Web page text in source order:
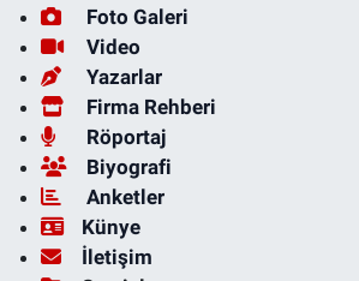
Foto Galeri
Video
Yazarlar
Firma Rehberi
Röportaj
Biyografi
Anketler
Künye
İletişim